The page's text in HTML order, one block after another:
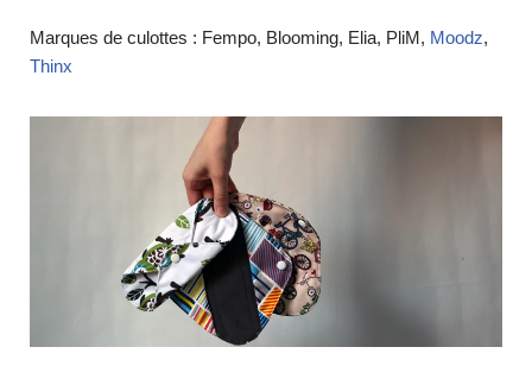
Marques de culottes : Fempo, Blooming, Elia, PliM, Moodz,
Thinx